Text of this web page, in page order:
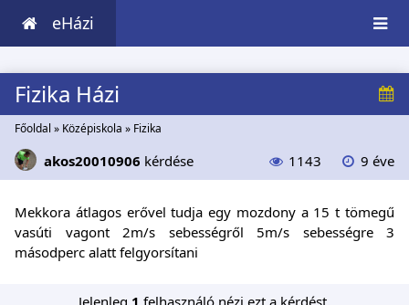
eHázi
Fizika Házi
Főoldal » Középiskola » Fizika
akos20010906 kérdése 1143 9 éve
Mekkora átlagos erővel tudja egy mozdony a 15 t tömegű
vasúti vagont 2m/s sebességről 5m/s sebességre 3
másodperc alatt felgyorsítani
Jelenleg 1 felhasználó nézi ezt a kérdést.